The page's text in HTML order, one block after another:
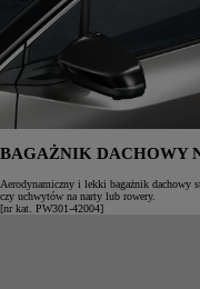
BAGAŻNIK DACHOWY
Aerodynamiczny i lekki bagażnik dachowy
czy uchwytów na narty lub rowery.
[nr kat. PW301-42004]